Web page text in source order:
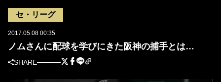
セ・リーグ
2017.05.08 00:35
ノムさんに配球を学びにきた阪神の捕手とは…
SHARE